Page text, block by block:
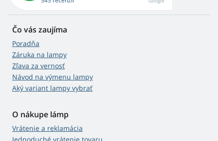
Čo vás zaujíma
Poradňa
Záruka na lampy
Zľava za vernosť
Návod na výmenu lampy
Aký variant lampy vybrať
O nákupe lámp
Vrátenie a reklamácia